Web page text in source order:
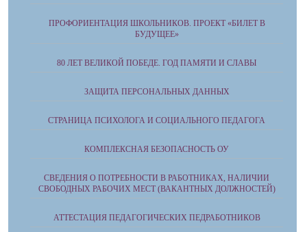
ПРОФОРИЕНТАЦИЯ ШКОЛЬНИКОВ. ПРОЕКТ «БИЛЕТ В
БУДУЩЕЕ»
80 ЛЕТ ВЕЛИКОЙ ПОБЕДЕ. ГОД ПАМЯТИ И СЛАВЫ
ЗАЩИТА ПЕРСОНАЛЬНЫХ ДАННЫХ
СТРАНИЦА ПСИХОЛОГА И СОЦИАЛЬНОГО ПЕДАГОГА
КОМПЛЕКСНАЯ БЕЗОПАСНОСТЬ ОУ
СВЕДЕНИЯ О ПОТРЕБНОСТИ В РАБОТНИКАХ, НАЛИЧИИ
СВОБОДНЫХ РАБОЧИХ МЕСТ (ВАКАНТНЫХ ДОЛЖНОСТЕЙ)
АТТЕСТАЦИЯ ПЕДАГОГИЧЕСКИХ ПЕДРАБОТНИКОВ